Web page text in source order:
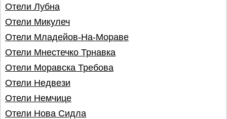
Отели Лубна
Отели Микулеч
Отели Младейов-На-Мораве
Отели Мнестечко Трнавка
Отели Моравска Требова
Отели Недвези
Отели Немчице
Отели Нова Сидла